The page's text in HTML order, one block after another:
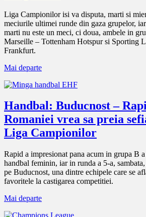
Liga Campionilor isi va disputa, marti si
meciurile ultimei runde din gaza grupelor,
marti nu este un meci, ci doua, ambele in
Marseille – Tottenham Hotspur si Sporting
Frankfurt.
Mai departe
Handbal: Buducnost –
Romaniei vrea sa preia
Liga Campionilor
Rapid a impresionat pana acum in grupa B
handbal feminin, iar in runda a 5-a,
pe Buducnost, una dintre echipele care se
favoritele la castigarea competitiei.
Mai departe